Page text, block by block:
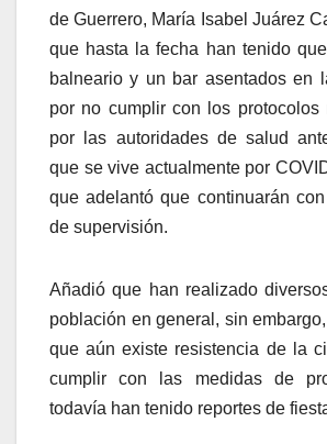
de Guerrero, María Isabel Juárez
que hasta la fecha han tenido
balneario y un bar asentados en
por no cumplir con los protocolos
por las autoridades de salud
que se vive actualmente por
que adelantó que continuarán
de supervisión.
Añadió que han realizado
población en general, sin
que aún existe resistencia de la
cumplir con las medidas de
todavía han tenido reportes de